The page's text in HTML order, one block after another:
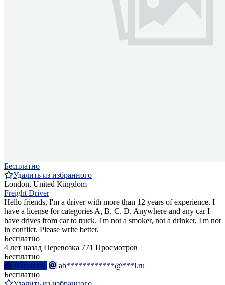
Бесплатно
Удалить из избранного
London, United Kingdom
Freight Driver
Hello friends, I'm a driver with more than 12 years of experience. I
have a license for categories A, B, C, D. Anywhere and any car I
have drives from car to truck. I'm not a smoker, not a drinker, I'm not
in conflict. Please write better.
Бесплатно
4 лет назад Перевозка 771 Просмотров
Бесплатно
Написать
ab************@***l.ru
Бесплатно